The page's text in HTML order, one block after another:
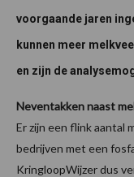
voorgaande jaren
kunnen meer
en zijn de
Neventakken naast
Er zijn een flink aantal
bedrijven met een
KringloopWijzer dus